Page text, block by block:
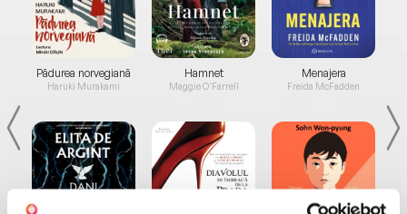
Pădurea norvegiană
Haruki Murakami
Hamnet
Maggie O'Farrell
Menajera
Freida McFadden